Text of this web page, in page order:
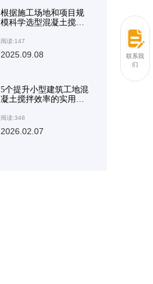
根据施工场地和项目规
模科学选型混凝土搅拌
阅读:147
2025.09.08
5个提升小型建筑工地混
凝土搅拌效率的实用技
阅读:348
2026.02.07
联系我
们